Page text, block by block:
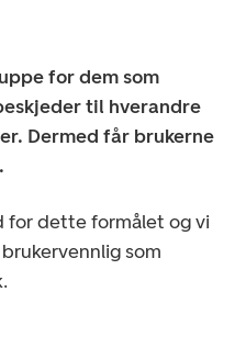
for dem som
til hverandre
Dermed får brukerne
for dette formålet og vi
som